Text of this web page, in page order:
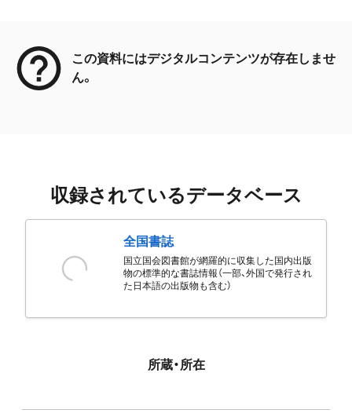
この資料にはデジタルコンテンツが存在しませ
ん。
収録されているデータベース
全国書誌
国立国会図書館が網羅的に収集した国内出版
物の標準的な書誌情報（一部、外国で発行され
た日本語の出版物も含む）
所蔵・所在